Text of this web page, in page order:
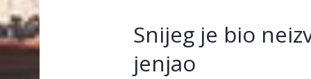
Snijeg je bio
jenjao